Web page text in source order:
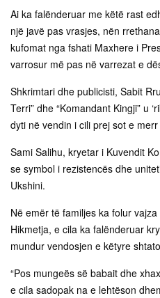
Ai ka falënderuar me këtë rast
një javë pas vrasjes, nën
kufomat nga fshati Maxhere i
varrosur më pas në varrezat e
Shkrimtari dhe publicisti, Sabit
Terri” dhe “Komandant Kingji” u
dyti në vendin i cili prej sot e
Sami Salihu, kryetar i Kuvendit
se symbol i rezistencës dhe
Ukshini.
Në emër të familjes ka folur
Hikmetja, e cila ka falënderuar
mundur vendosjen e këtyre
“Pos mungeës së babait dhe
e cila sadopak na e lehtëson